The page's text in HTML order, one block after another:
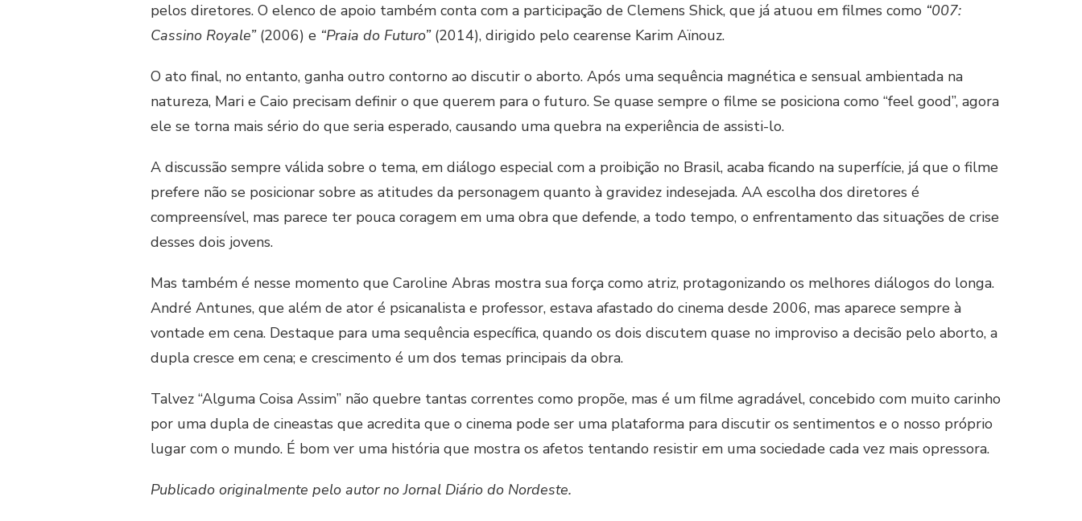
pelos diretores. O elenco de apoio também conta com a participação de Clemens Shick, que já atuou em filmes como “007:
Cassino Royale”(2006) e “Praia do Futuro”(2014), dirigido pelo cearense Karim Aïnouz.
O ato final, no entanto, ganha outro contorno ao discutir o aborto. Após uma sequência magnética e sensual ambientada na
natureza, Mari e Caio precisam definir o que querem para o futuro. Se quase sempre o filme se posiciona como “feel good”, agora
ele se torna mais sério do que seria esperado, causando uma quebra na experiência de assisti-lo.
A discussão sempre válida sobre o tema, em diálogo especial com a proibição no Brasil, acaba ficando na superfície, já que o filme
prefere não se posicionar sobre as atitudes da personagem quanto à gravidez indesejada. AA escolha dos diretores é
compreensível, mas parece ter pouca coragem em uma obra que defende, a todo tempo, o enfrentamento das situações de crise
desses dois jovens.
Mas também é nesse momento que Caroline Abras mostra sua força como atriz, protagonizando os melhores diálogos do longa.
André Antunes, que além de ator é psicanalista e professor, estava afastado do cinema desde 2006, mas aparece sempre à
vontade em cena. Destaque para uma sequência específica, quando os dois discutem quase no improviso a decisão pelo aborto, a
dupla cresce em cena; e crescimento é um dos temas principais da obra.
Talvez “Alguma Coisa Assim” não quebre tantas correntes como propõe, mas é um filme agradável, concebido com muito carinho
por uma dupla de cineastas que acredita que o cinema pode ser uma plataforma para discutir os sentimentos e o nosso próprio
lugar com o mundo. É bom ver uma história que mostra os afetos tentando resistir em uma sociedade cada vez mais opressora.
Publicado originalmente pelo autor no Jornal Diário do Nordeste.